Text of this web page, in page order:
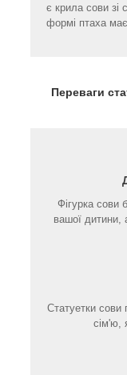
є крила сови зі
формі птаха
Переваги
Фігурка сови
вашої дитини,
Статуетки сови
сім'ю,